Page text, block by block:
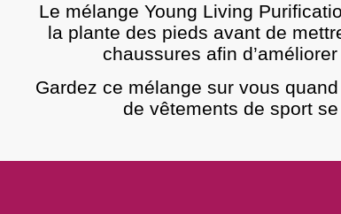
Le mélange Young Living
la plante des pieds avant de
chaussures afin
Gardez ce mélange sur vous
de vêtements de sport se